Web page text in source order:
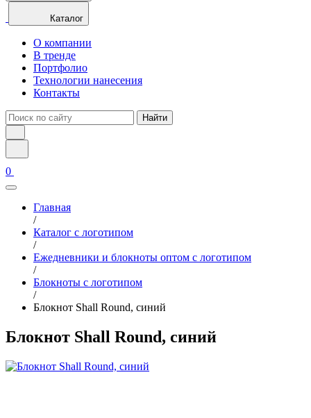
Каталог
О компании
В тренде
Портфолио
Технологии нанесения
Контакты
Найти
0
Главная
/
Каталог с логотипом
/
Ежедневники и блокноты оптом с логотипом
/
Блокноты с логотипом
/
Блокнот Shall Round, синий
Блокнот Shall Round, синий